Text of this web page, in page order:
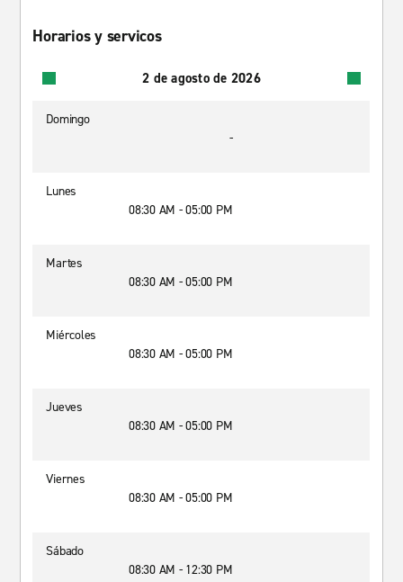
Horarios y servicos
2 de agosto de 2026
Domingo
-
Lunes
08:30 AM - 05:00 PM
Martes
08:30 AM - 05:00 PM
Miércoles
08:30 AM - 05:00 PM
Jueves
08:30 AM - 05:00 PM
Viernes
08:30 AM - 05:00 PM
Sábado
08:30 AM - 12:30 PM